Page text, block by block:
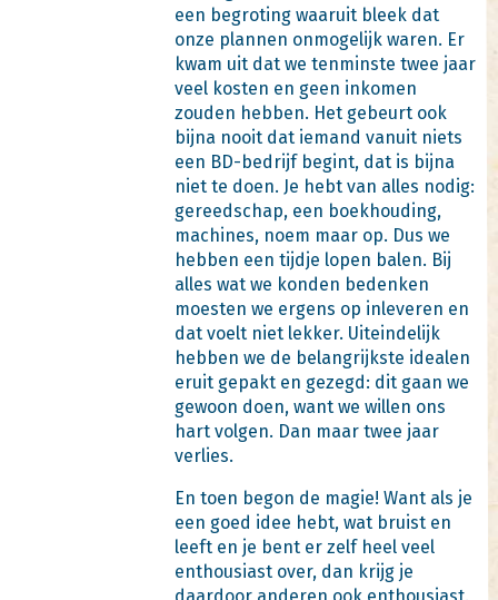
een begroting waaruit bleek dat
onze plannen onmogelijk waren. Er
kwam uit dat we tenminste twee jaar
veel kosten en geen inkomen
zouden hebben. Het gebeurt ook
bijna nooit dat iemand vanuit niets
een BD-bedrijf begint, dat is bijna
niet te doen. Je hebt van alles nodig:
gereedschap, een boekhouding,
machines, noem maar op. Dus we
hebben een tijdje lopen balen. Bij
alles wat we konden bedenken
moesten we ergens op inleveren en
dat voelt niet lekker. Uiteindelijk
hebben we de belangrijkste idealen
eruit gepakt en gezegd: dit gaan we
gewoon doen, want we willen ons
hart volgen. Dan maar twee jaar
verlies.
En toen begon de magie! Want als je
een goed idee hebt, wat bruist en
leeft en je bent er zelf heel veel
enthousiast over, dan krijg je